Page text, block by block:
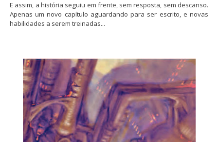
E assim, a história seguiu em frente, sem resposta, sem descanso.
Apenas um novo capítulo aguardando para ser escrito, e novas
habilidades a serem treinadas...